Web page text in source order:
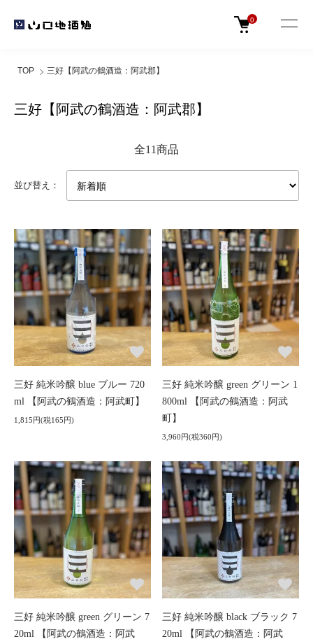
0
TOP 三好【阿武の鶴酒造：阿武郡】
三好【阿武の鶴酒造：阿武郡】
全11商品
並び替え：
三好 純米吟醸 blue ブルー 720
ml 【阿武の鶴酒造：阿武町】
1,815円(税165円)
三好 純米吟醸 green グリーン 1
800ml 【阿武の鶴酒造：阿武
町】
3,960円(税360円)
三好 純米吟醸 green グリーン 7
20ml 【阿武の鶴酒造：阿武
三好 純米吟醸 black ブラック 7
20ml 【阿武の鶴酒造：阿武